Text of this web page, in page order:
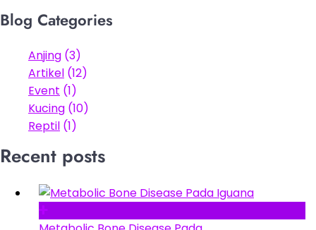
Blog Categories
Anjing (3)
Artikel (12)
Event (1)
Kucing (10)
Reptil (1)
Recent posts